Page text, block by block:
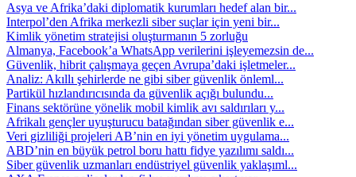
Asya ve Afrika’daki diplomatik kurumları hedef alan bir...
Interpol’den Afrika merkezli siber suçlar için yeni bir...
Kimlik yönetim stratejisi oluşturmanın 5 zorluğu
Almanya, Facebook’a WhatsApp verilerini işleyemezsin de...
Güvenlik, hibrit çalışmaya geçen Avrupa’daki işletmeler...
Analiz: Akıllı şehirlerde ne gibi siber güvenlik önleml...
Partikül hızlandırıcısında da güvenlik açığı bulundu...
Finans sektörüne yönelik mobil kimlik avı saldırıları y...
Afrikalı gençler uyuşturucu batağından siber güvenlik e...
Veri gizliliği projeleri AB’nin en iyi yönetim uygulama...
ABD’nin en büyük petrol boru hattı fidye yazılımı saldı...
Siber güvenlik uzmanları endüstriyel güvenlik yaklaşıml...